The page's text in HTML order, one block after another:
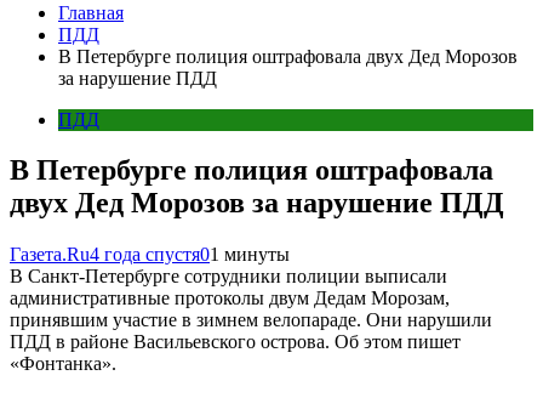
Главная
ПДД
В Петербурге полиция оштрафовала двух Дед Морозов
за нарушение ПДД
ПДД
В Петербурге полиция оштрафовала
двух Дед Морозов за нарушение ПДД
Газета.Ru4 года спустя01 минуты
В Санкт-Петербурге сотрудники полиции выписали
административные протоколы двум Дедам Морозам,
принявшим участие в зимнем велопараде. Они нарушили
ПДД в районе Васильевского острова. Об этом пишет
«Фонтанка».